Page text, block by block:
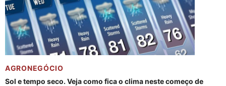
AGRONEGÓCIO
Sol e tempo seco. Veja como fica o clima neste começo de